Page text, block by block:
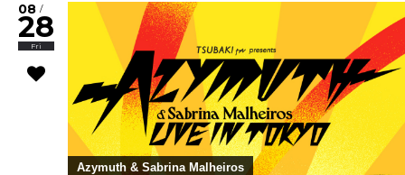
08 /
28
Fri
Azymuth & Sabrina Malheiros